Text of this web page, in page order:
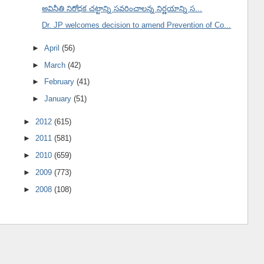
అవినీతి నిరోధక చట్టాన్ని సవరించాలన్న నిర్ణయాన్ని స...
Dr. JP welcomes decision to amend Prevention of Co...
►April(56)
► March(42)
►
February(41)
►January(51)
► 2012 (615)
► 2011 (581)
► 2010 (659)
► 2009 (773)
► 2008 (108)